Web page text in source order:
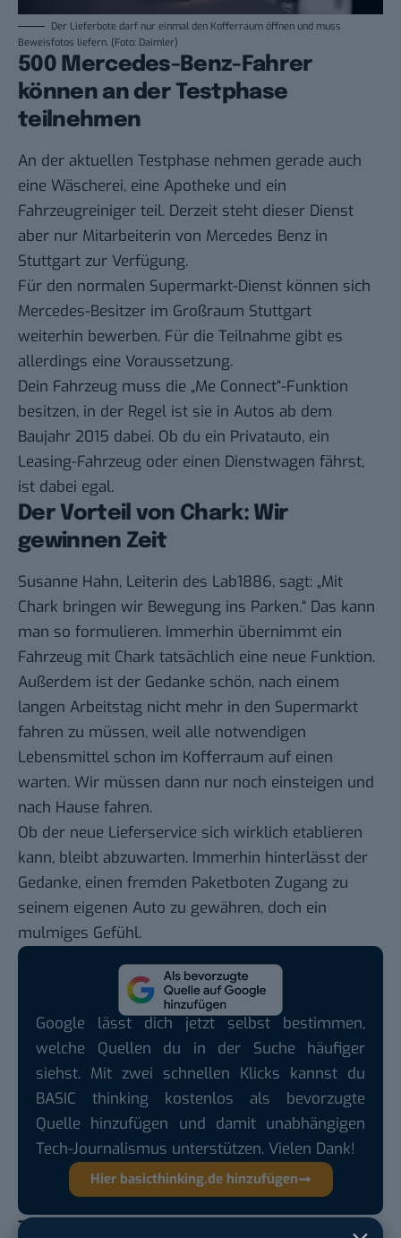
Der Lieferbote darf nur einmal den Kofferraum öffnen und muss
Beweisfotos liefern. (Foto: Daimler)
500 Mercedes-Benz-Fahrer
können an der Testphase
teilnehmen
An der aktuellen Testphase nehmen gerade auch
eine Wäscherei, eine Apotheke und ein
Fahrzeugreiniger teil. Derzeit steht dieser Dienst
aber nur Mitarbeiterin von Mercedes Benz in
Stuttgart zur Verfügung.
Für den normalen Supermarkt-Dienst können sich
Mercedes-Besitzer im Großraum Stuttgart
weiterhin bewerben. Für die Teilnahme gibt es
allerdings eine Voraussetzung.
Dein Fahrzeug muss die „Me Connect“-Funktion
besitzen, in der Regel ist sie in Autos ab dem
Baujahr 2015 dabei. Ob du ein Privatauto, ein
Leasing-Fahrzeug oder einen Dienstwagen fährst,
ist dabei egal.
Der Vorteil von Chark: Wir
gewinnen Zeit
Susanne Hahn, Leiterin des Lab1886, sagt: „Mit
Chark bringen wir Bewegung ins Parken.“ Das kann
man so formulieren. Immerhin übernimmt ein
Fahrzeug mit Chark tatsächlich eine neue Funktion.
Außerdem ist der Gedanke schön, nach einem
langen Arbeitstag nicht mehr in den Supermarkt
fahren zu müssen, weil alle notwendigen
Lebensmittel schon im Kofferraum auf einen
warten. Wir müssen dann nur noch einsteigen und
nach Hause fahren.
Ob der neue Lieferservice sich wirklich etablieren
kann, bleibt abzuwarten. Immerhin hinterlässt der
Gedanke, einen fremden Paketboten Zugang zu
seinem eigenen Auto zu gewähren, doch ein
mulmiges Gefühl.
Google lässt dich jetzt selbst bestimmen,
welche Quellen du in der Suche häufiger
siehst. Mit zwei schnellen Klicks kannst du
BASIC thinking kostenlos als bevorzugte
Quelle hinzufügen und damit unabhängigen
Tech-Journalismus unterstützen. Vielen Dank!
Hier basicthinking.de hinzufügen
Zum Weiterlesen: